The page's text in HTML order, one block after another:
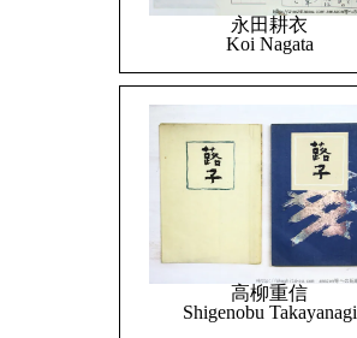
永田耕衣
Koi Nagata
高柳重信
Shigenobu Takayanagi